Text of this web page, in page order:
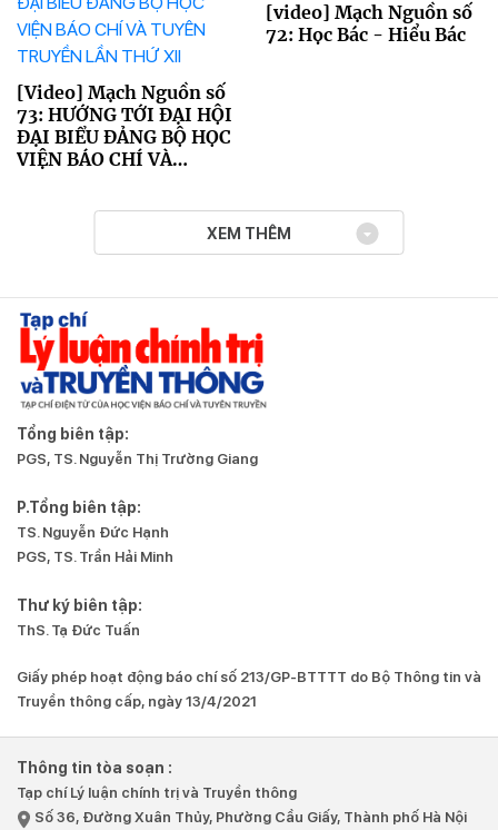
[Video] Mạch Nguồn số
73: HƯỚNG TỚI ĐẠI HỘI
ĐẠI BIỂU ĐẢNG BỘ HỌC
VIỆN BÁO CHÍ VÀ
[video] Mạch Nguồn số
72: Học Bác - Hiểu Bác
XEM THÊM
Tổng biên tập:
PGS, TS. Nguyễn Thị Trường Giang
P.Tổng biên tập:
TS. Nguyễn Đức Hạnh
PGS, TS. Trần Hải Minh
Thư ký biên tập:
ThS. Tạ Đức Tuấn
Giấy phép hoạt động báo chí số 213/GP-BTTTT do Bộ Thông tin và
Truyền thông cấp, ngày 13/4/2021
Thông tin tòa soạn :
Tạp chí Lý luận chính trị và Truyền thông
Số 36, Đường Xuân Thủy, Phường Cầu Giấy, Thành phố Hà Nội